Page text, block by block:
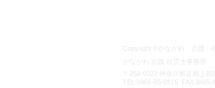
Copyright ©かながわ 介護
かながわ 介護 社労士事務所
〒258-0022 神奈川県足柄上
TEL:0465-85-0515 FAX:0465-